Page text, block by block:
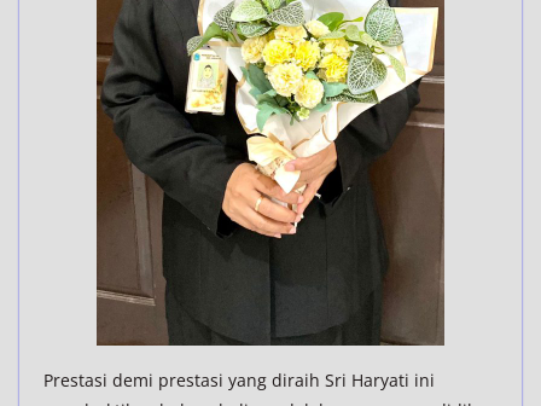
Prestasi demi prestasi yang diraih Sri Haryati ini